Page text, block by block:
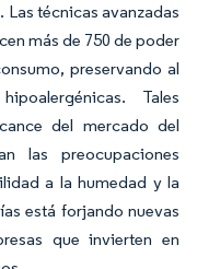
técnicas avanzadas
más de 750 de poder
preservando al
Tales
del mercado del
las preocupaciones
a la humedad y la
está forjando nuevas
que invierten en